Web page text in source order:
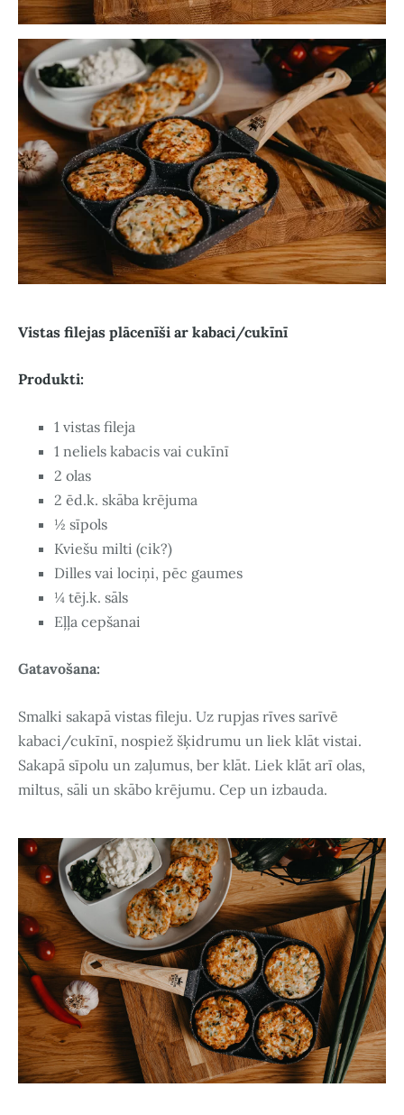
Vistas filejas plācenīši ar kabaci/cukīnī
Produkti:
1 vistas fileja
1 neliels kabacis vai cukīnī
2 olas
2 ēd.k. skāba krējuma
½ sīpols
Kviešu milti (cik?)
Dilles vai lociņi, pēc gaumes
¼ tēj.k. sāls
Eļļa cepšanai
Gatavošana:
Smalki sakapā vistas fileju. Uz rupjas rīves sarīvē
kabaci/cukīnī, nospiež šķidrumu un liek klāt vistai.
Sakapā sīpolu un zaļumus, ber klāt. Liek klāt arī olas,
miltus, sāli un skābo krējumu. Cep un izbauda.